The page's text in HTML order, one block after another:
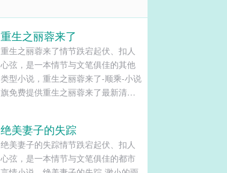
重生之丽蓉来了
重生之丽蓉来了情节跌宕起伏、扣人
心弦，是一本情节与文笔俱佳的其他
类型小说，重生之丽蓉来了-顺乘-小说
旗免费提供重生之丽蓉来了最新清爽
绝美妻子的失踪
绝美妻子的失踪情节跌宕起伏、扣人
心弦，是一本情节与文笔俱佳的都市